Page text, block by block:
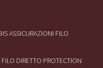
ASSICURAZIONI FILO
DIRETTO PROTECTION